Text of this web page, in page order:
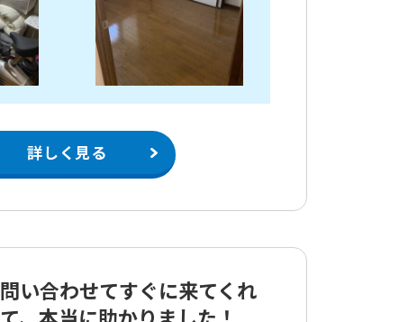
詳しく見る
問い合わせてすぐに来てくれ
て、本当に助かりました！...